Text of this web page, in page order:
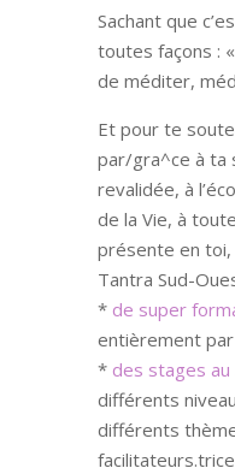
Sachant que
toutes façons :
de méditer,
Et pour te
par/gra^ce à ta
revalidée, à
de la Vie, à
présente en toi,
Tantra Sud-
* de super
entièrement par
* des stages
différents
différents